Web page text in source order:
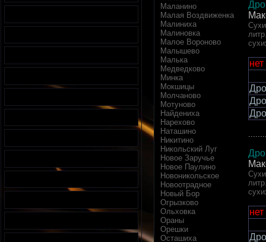
Маланино
Малая Воздвиженка
Малиниха
Малиновка
Малое Вороново
Малышево
Малька
Медведково
Минка
Мокшицы
Молчаново
Мотуново
Найдениха
Нарехово
Наташино
Никитино
Никольский Луг
Новое Заручье
Новое Паулино
Новоникольское
Новоотрадное
Новый Бор
Огрызково
Ольховка
Ораны
Орешки
Осташиха